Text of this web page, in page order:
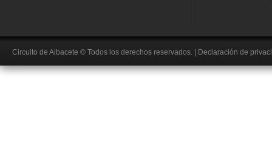
Circuito de Albacete © Todos los derechos reservados. Declaración de